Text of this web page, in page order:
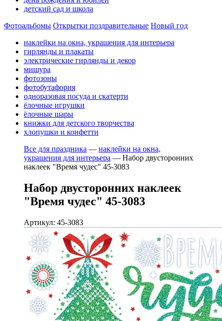
детский сад и школа
Фотоальбомы Открытки поздравительные Новый год
наклейки на окна, украшения для интерьера
гирлянды и плакаты
электрические гирлянды и декор
мишура
фотозоны
фотобутафория
одноразовая посуда и скатерти
ёлочные игрушки
ёлочные шары
книжки для детского творчества
хлопушки и конфетти
Все для праздника — наклейки на окна,
украшения для интерьера — Набор двусторонних
наклеек "Время чудес" 45-3083
Набор двусторонних наклеек
"Время чудес" 45-3083
Артикул: 45-3083